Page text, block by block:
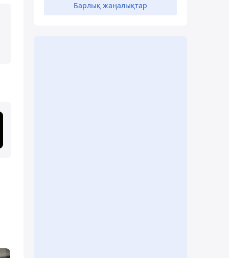
Барлық жаңалықтар